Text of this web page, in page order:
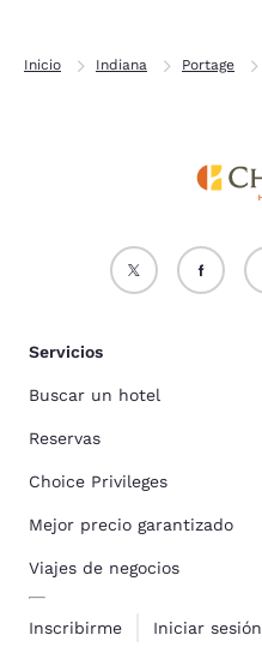
Inicio Indiana Portage
Servicios
Buscar un hotel
Reservas
Choice Privileges
Mejor precio garantizado
Viajes de negocios
Inscribirme Iniciar sesión